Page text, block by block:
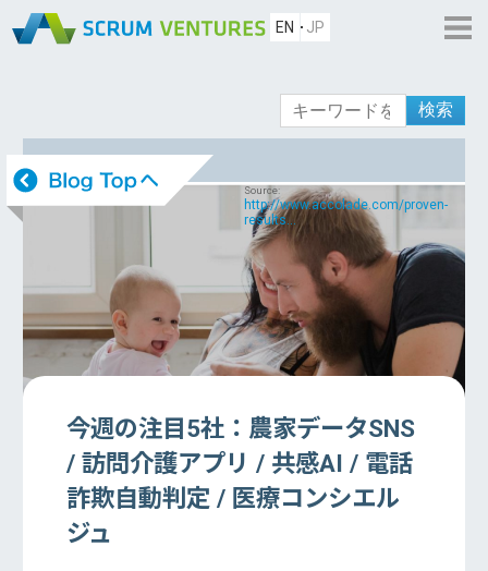
EN JP
検索
Source:
http://www.accolade.com/proven-
results...
今週の注目5社：農家データSNS
/ 訪問介護アプリ / 共感AI / 電話
詐欺自動判定 / 医療コンシエル
ジュ